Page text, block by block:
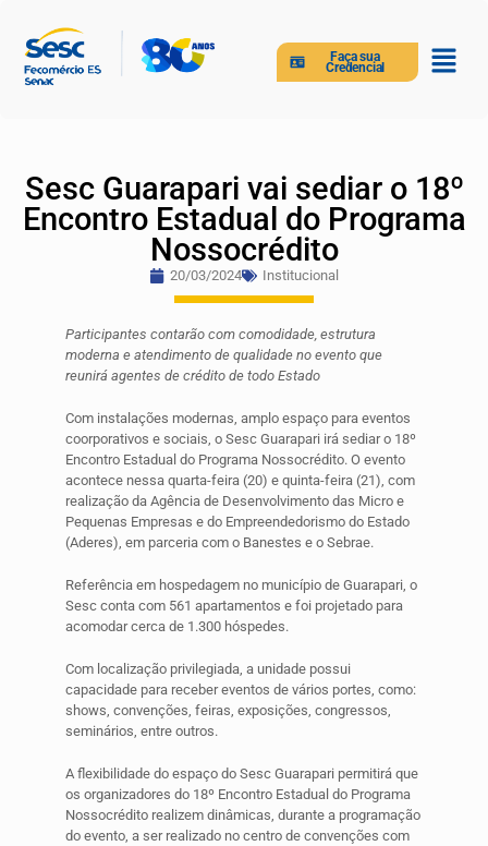
Faça sua
Credencial
Sesc Guarapari vai sediar o 18º
Encontro Estadual do Programa
Nossocrédito
20/03/2024 Institucional
Participantes contarão com comodidade, estrutura
moderna e atendimento de qualidade no evento que
reunirá agentes de crédito de todo Estado
Com instalações modernas, amplo espaço para eventos
coorporativos e sociais, o Sesc Guarapari irá sediar o 18º
Encontro Estadual do Programa Nossocrédito. O evento
acontece nessa quarta-feira (20) e quinta-feira (21), com
realização da Agência de Desenvolvimento das Micro e
Pequenas Empresas e do Empreendedorismo do Estado
(Aderes), em parceria com o Banestes e o Sebrae.
Referência em hospedagem no município de Guarapari, o
Sesc conta com 561 apartamentos e foi projetado para
acomodar cerca de 1.300 hóspedes.
Com localização privilegiada, a unidade possui
capacidade para receber eventos de vários portes, como:
shows, convenções, feiras, exposições, congressos,
seminários, entre outros.
A flexibilidade do espaço do Sesc Guarapari permitirá que
os organizadores do 18º Encontro Estadual do Programa
Nossocrédito realizem dinâmicas, durante a programação
do evento, a ser realizado no centro de convenções com